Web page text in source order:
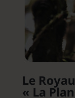
Le
« La